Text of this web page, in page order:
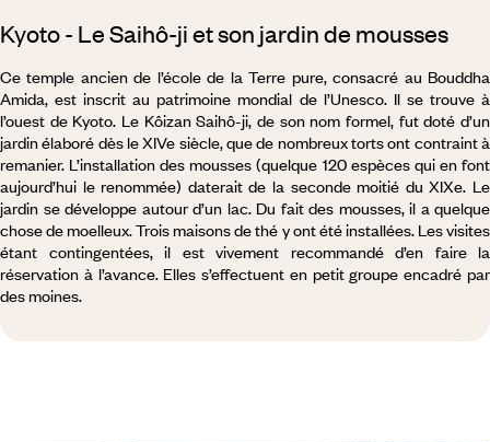
Kyoto - Le Saihô-ji et son jardin de mousses
Ce temple ancien de l’école de la Terre pure, consacré au Bouddha
Amida, est inscrit au patrimoine mondial de l’Unesco. Il se trouve à
l’ouest de Kyoto. Le Kôizan Saihô-ji, de son nom formel, fut doté d’un
jardin élaboré dès le XIVe siècle, que de nombreux torts ont contraint à
remanier. L’installation des mousses (quelque 120 espèces qui en font
aujourd’hui le renommée) daterait de la seconde moitié du XIXe. Le
jardin se développe autour d’un lac. Du fait des mousses, il a quelque
chose de moelleux. Trois maisons de thé y ont été installées. Les visites
étant contingentées, il est vivement recommandé d’en faire la
réservation à l’avance. Elles s’effectuent en petit groupe encadré par
des moines.